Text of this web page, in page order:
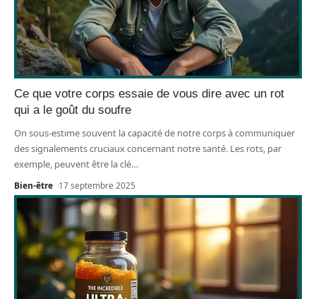
Ce que votre corps essaie de vous dire avec un rot
qui a le goût du soufre
On sous-estime souvent la capacité de notre corps à communiquer
des signalements cruciaux concernant notre santé. Les rots, par
exemple, peuvent être la clé…
Bien-être 17 septembre 2025